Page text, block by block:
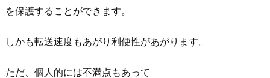
を保護することができます。
しかも転送速度もあがり利便性があがります。
ただ、個人的には不満点もあって